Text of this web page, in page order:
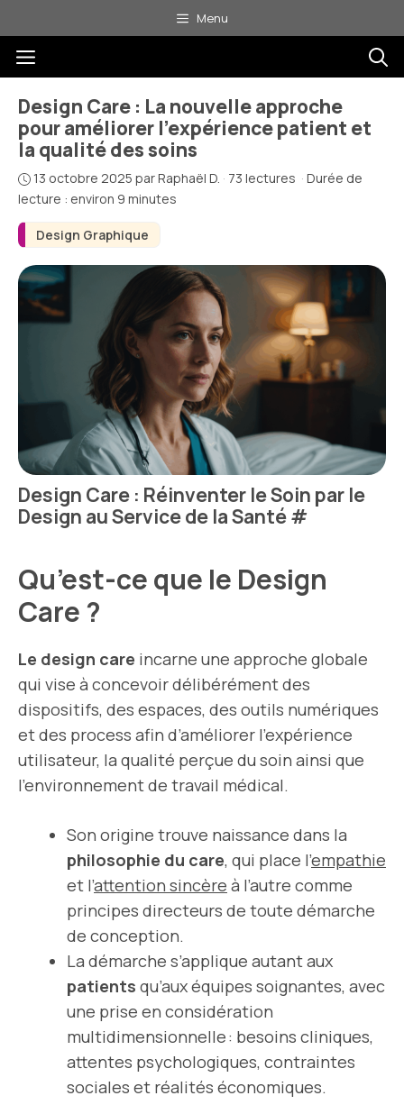
au
contenu
Menu
Menu
Design Graphique
Design Care : La nouvelle approche
pour améliorer l’expérience patient et
la qualité des soins
13 octobre 2025 parRaphaël D. · 73 lectures · Durée de
lecture : environ 9 minutes
Design Care : Réinventer le Soin par le
Design au Service de la Santé#
Qu’est-ce que le Design
Care ?
Le design care incarne une approche globale
qui vise à concevoir délibérément des
dispositifs, des espaces, des outils numériques
et des process afin d’améliorer l’expérience
utilisateur, la qualité perçue du soin ainsi que
l’environnement de travail médical.
Son origine trouve naissance dans la
philosophie du care, qui place l’empathie
et l’attention sincère à l’autre comme
principes directeurs de toute démarche
de conception.
La démarche s’applique autant aux
patients qu’aux équipes soignantes, avec
une prise en considération
multidimensionnelle : besoins cliniques,
attentes psychologiques, contraintes
sociales et réalités économiques.